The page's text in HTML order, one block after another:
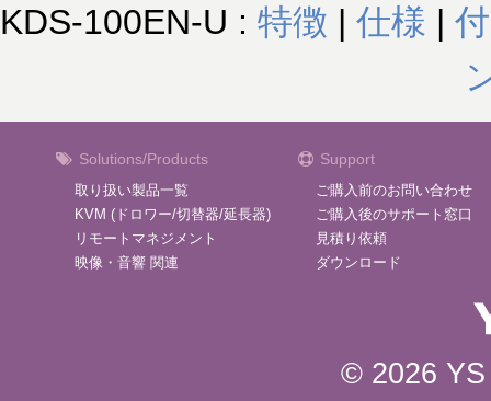
KDS-100EN-U : 特徴 | 仕様 |
Solutions/Products
取り扱い製品一覧
KVM (ドロワー/切替器/延長器)
リモートマネジメント
映像・音響 関連
Support
ご購入前のお問い合わせ
ご購入後のサポート窓口
見積り依頼
ダウンロード
© 2026